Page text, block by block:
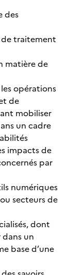
des
de traitement
matière de
opérations
de
mobiliser
un cadre
impacts de
par
numériques
secteurs de
dont
dans un
base d’une